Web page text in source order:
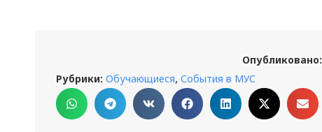
Опубликовано:
Рубрики: Обучающиеся, События в МУС